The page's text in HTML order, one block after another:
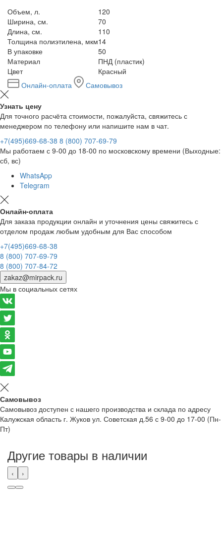
Объем, л.
120
Ширина, см.
70
Длина, см.
110
Толщина полиэтилена, мкм14
В упаковке
50
Материал
ПНД (пластик)
Цвет
Красный
Онлайн-оплата
Самовывоз
Узнать цену
Для точного расчёта стоимости, пожалуйста, свяжитесь с
менеджером по телефону или напишите нам в чат.
+7(495)669-68-38 8 (800) 707-69-79
Мы работаем с 9-00 до 18-00 по московскому времени (Выходные:
сб, вс)
WhatsApp
Telegram
Онлайн-оплата
Для заказа продукции онлайн и уточнения цены свяжитесь с
отделом продаж любым удобным для Вас способом
+7(495)669-68-38
8 (800) 707-69-79
8 (800) 707-84-72
zakaz@mirpack.ru
Мы в социальных сетях
Самовывоз
Самовывоз доступен с нашего производства и склада по адресу
Калужская область г. Жуков ул. Советская д.56 с 9-00 до 17-00 (Пн-
Пт)
Другие товары в наличии
‹ ›